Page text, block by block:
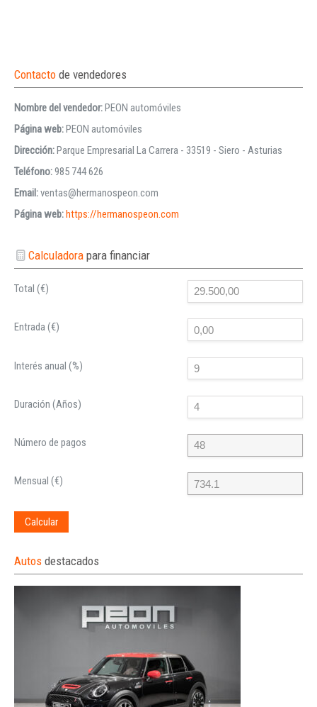
Contacto de vendedores
Nombre del vendedor:PEON automóviles
Página web:PEON automóviles
Dirección:Parque Empresarial La Carrera - 33519 - Siero - Asturias
Teléfono:985 744 626
Email:ventas@hermanospeon.com
Página web:https://hermanospeon.com
Calculadorapara financiar
Total (€)
Entrada (€)
Interés anual (%)
Duración (Años)
Número de pagos
Mensual (€)
Calcular
Autos destacados